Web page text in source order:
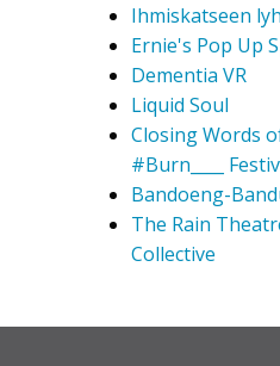
Ihmiskatseen
Ernie's Pop Up
Dementia VR
Liquid Soul
Closing Words
#Burn____
Bandoeng-
The Rain
Collective